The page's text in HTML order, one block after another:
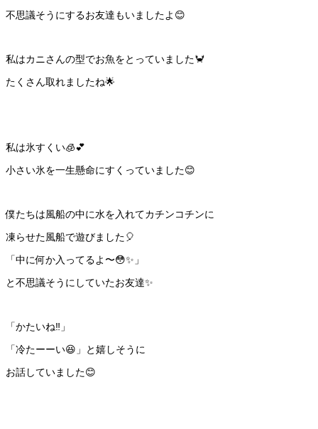
不思議そうにするお友達もいましたよ😊
私はカニさんの型でお魚をとっていました🦀
たくさん取れましたね🌟
私は氷すくい🧊💕
小さい氷を一生懸命にすくっていました😊
僕たちは風船の中に水を入れてカチンコチンに
凍らせた風船で遊びました🎈
「中に何か入ってるよ〜😳✨」
と不思議そうにしていたお友達✨
「かたいね‼️」
「冷たーーい😆」と嬉しそうに
お話していました😊